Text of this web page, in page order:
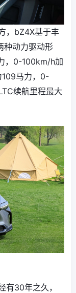
，bZ4X基于丰
种动力驱动形
，0-100km/h加
109马力，0-
续航里程最大
有30年之久，